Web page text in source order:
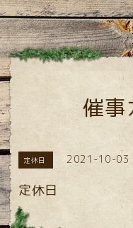
催事
定休日 2021-10-03
定休日